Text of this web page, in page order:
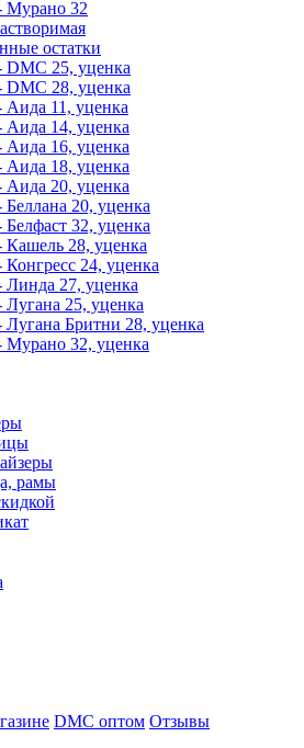
Мурано 32
остатки
DMC 25, уценка
DMC 28, уценка
Аида 11, уценка
Аида 14, уценка
Аида 16, уценка
Аида 18, уценка
Аида 20, уценка
Беллана 20, уценка
Белфаст 32, уценка
Кашель 28, уценка
Конгресс 24, уценка
Линда 27, уценка
Лугана 25, уценка
Лугана Бритни 28, уценка
Мурано 32, уценка
рамы
DMC оптом Отзывы